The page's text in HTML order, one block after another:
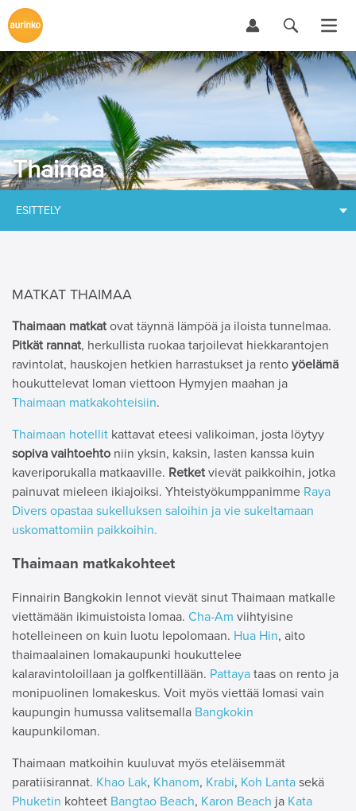
Thaimaa
ESITTELY
MATKAT THAIMAA
Thaimaan matkat ovat täynnä lämpöä ja iloista tunnelmaa.
Pitkät rannat, herkullista ruokaa tarjoilevat hiekkarantojen
ravintolat, hauskojen hetkien harrastukset ja rento yöelämä
houkuttelevat loman viettoon Hymyjen maahan ja
Thaimaan matkakohteisiin.
Thaimaan hotellit kattavat eteesi valikoiman, josta löytyy
sopiva vaihtoehto niin yksin, kaksin, lasten kanssa kuin
kaveriporukalla matkaaville. Retket vievät paikkoihin, jotka
painuvat mieleen ikiajoiksi. Yhteistyökumppanimme Raya
Divers opastaa sukelluksen saloihin ja vie sukeltamaan
uskomattomiin paikkoihin.
Thaimaan matkakohteet
Finnairin Bangkokin lennot vievät sinut Thaimaan matkalle
viettämään ikimuistoista lomaa. Cha-Am viihtyisine
hotelleineen on kuin luotu lepolomaan. Hua Hin, aito
thaimaalainen lomakaupunki houkuttelee
kalaravintoloillaan ja golfkentillään. Pattaya taas on rento ja
monipuolinen lomakeskus. Voit myös viettää lomasi vain
kaupungin humussa valitsemalla Bangkokin
kaupunkiloman.
Thaimaan matkoihin kuuluvat myös eteläisemmät
paratiisirannat. Khao Lak, Khanom, Krabi, Koh Lanta sekä
Phuketin kohteet Bangtao Beach, Karon Beach ja Kata